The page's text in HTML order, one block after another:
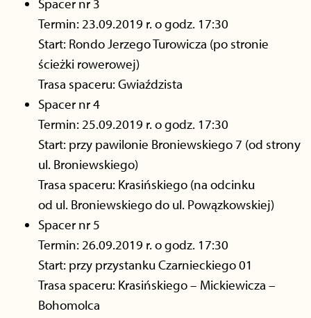
Termin: 23.09.2019 r. o godz. 17:30
Start: Rondo Jerzego Turowicza (po stronie
ścieżki rowerowej)
Trasa spaceru: Gwiaździsta
Spacer nr 4
Termin: 25.09.2019 r. o godz. 17:30
Start: przy pawilonie Broniewskiego 7 (od strony
ul. Broniewskiego)
Trasa spaceru: Krasińskiego (na odcinku
od ul. Broniewskiego do ul. Powązkowskiej)
Spacer nr 5
Termin: 26.09.2019 r. o godz. 17:30
Start: przy przystanku Czarnieckiego 01
Trasa spaceru: Krasińskiego – Mickiewicza –
Bohomolca